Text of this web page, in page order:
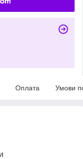
Оплата Умови